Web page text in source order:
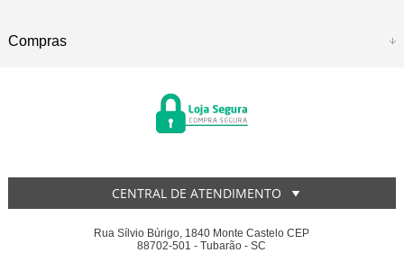
Compras
CENTRAL DE ATENDIMENTO
Rua Sílvio Búrigo, 1840 Monte Castelo CEP
88702-501 - Tubarão - SC